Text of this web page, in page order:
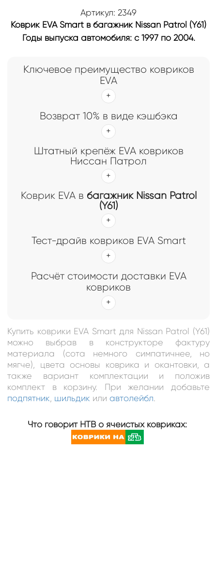
Артикул: 2349
Коврик EVA Smart в багажник Nissan Patrol (Y61)
Годы выпуска автомобиля: с 1997 по 2004.
Ключевое преимущество ковриков
EVA
Возврат 10% в виде кэшбэка
Штатный крепёж EVA ковриков
Ниссан Патрол
Коврик EVA в багажник Nissan Patrol
(Y61)
Тест-драйв ковриков EVA Smart
Расчёт стоимости доставки EVA
ковриков
Купить коврики EVA Smart для Nissan Patrol (Y61)
можно выбрав в конструкторе фактуру
материала (сота немного симпатичнее, но
мягче), цвета основы коврика и окантовки, а
также вариант комплектации и положив
комплект в корзину. При желании добавьте
подпятник шильдик или автолейбл.
Что говорит НТВ о ячеистых ковриках: